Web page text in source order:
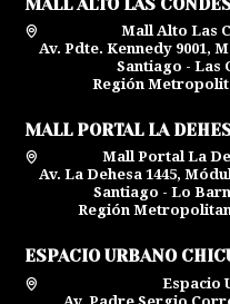
MALL ALTO LAS
Mall Alto Las
Av. Pdte. Kennedy 9001,
Santiago - Las
Región
MALL PORTAL LA
Mall Portal La
Av. La Dehesa 1445,
Santiago - Lo
Región
ESPACIO URBANO
Espacio